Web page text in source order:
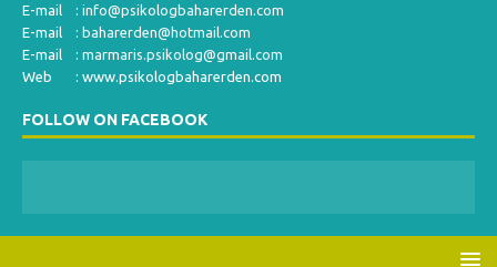
E-mail : info@psikologbaharerden.com
E-mail : baharerden@hotmail.com
E-mail : marmaris.psikolog@gmail.com
Web : www.psikologbaharerden.com
FOLLOW ON FACEBOOK